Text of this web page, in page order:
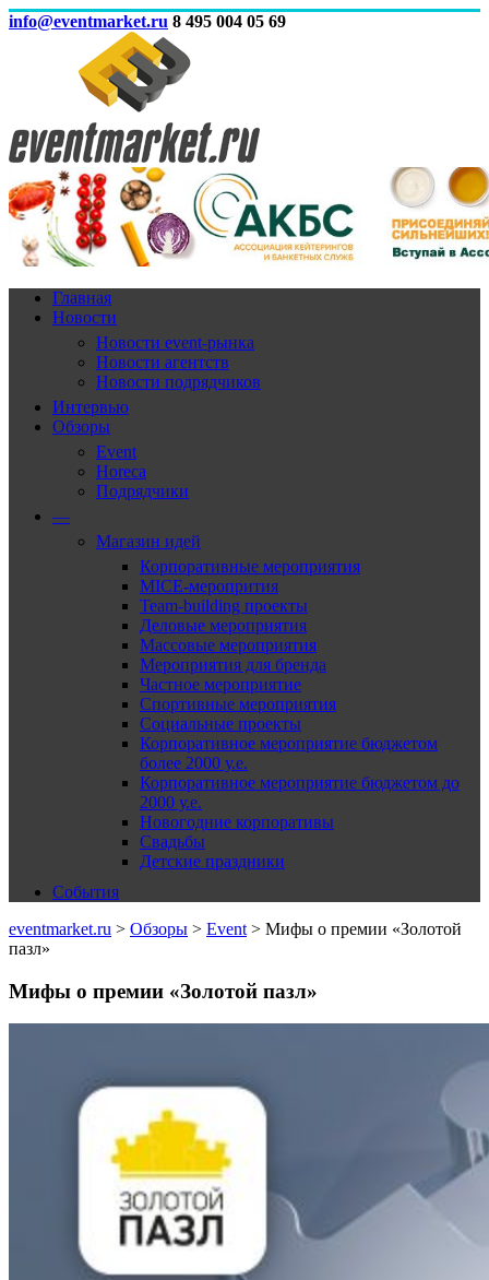
info@eventmarket.ru 8 495 004 05 69
Главная
Новости
Новости event-рынка
Новости агентств
Новости подрядчиков
Интервью
Обзоры
Event
Horeca
Подрядчики
—
Магазин идей
Корпоративные мероприятия
MICE-меропрития
Team-building проекты
Деловые мероприятия
Массовые мероприятия
Мероприятия для бренда
Частное мероприятие
Спортивные мероприятия
Социальные проекты
Корпоративное мероприятие бюджетом
более 2000 у.е.
Корпоративное мероприятие бюджетом до
2000 у.е.
Новогодние корпоративы
Свадьбы
Детские праздники
События
eventmarket.ru > Обзоры > Event > Мифы о премии «Золотой
пазл»
Мифы о премии «Золотой пазл»